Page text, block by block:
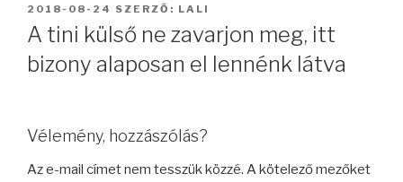
BEKÜLDVE:
2018-08-24 SZERZŐ: LALI
A tini külső ne zavarjon meg, itt
bizony alaposan el lennénk látva
Vélemény, hozzászólás?
Az e-mail címet nem tesszük közzé. A kötelező mezőket